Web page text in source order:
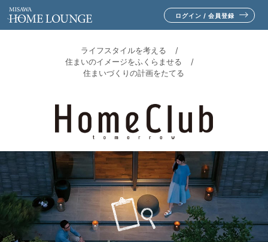
ログイン / 会員登録
ライフスタイルを考える
住まいのイメージをふくらませる
住まいづくりの計画をたてる